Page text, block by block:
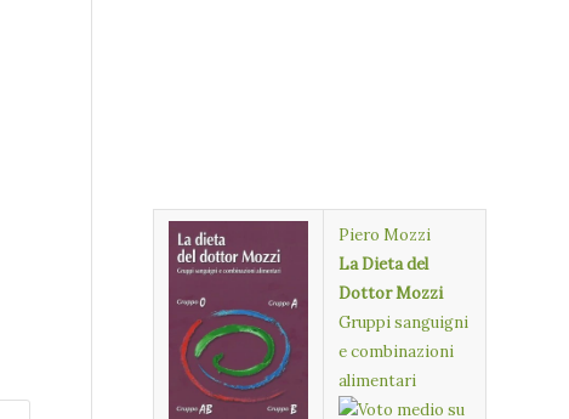
Piero Mozzi
La Dieta del
Dottor Mozzi
Gruppi sanguigni
e combinazioni
alimentari